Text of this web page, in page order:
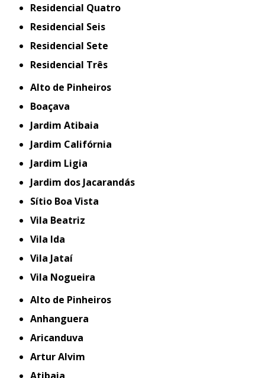
Residencial Quatro
Residencial Seis
Residencial Sete
Residencial Três
Alto de Pinheiros
Boaçava
Jardim Atibaia
Jardim Califórnia
Jardim Ligia
Jardim dos Jacarandás
Sítio Boa Vista
Vila Beatriz
Vila Ida
Vila Jataí
Vila Nogueira
Alto de Pinheiros
Anhanguera
Aricanduva
Artur Alvim